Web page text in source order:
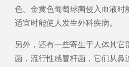
色。金黄色葡萄球菌侵入血液时
适宜时能使人发生外科疾病。
另外，还有一些寄生于人体其
菌，流行性感冒杆菌，它们从鼻